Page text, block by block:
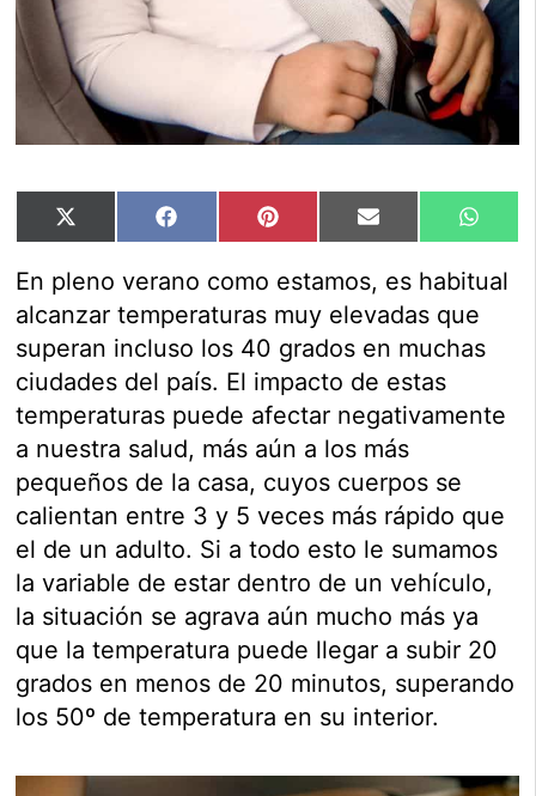
Compartir
en
X
(Twitter)
Compartir
en
Facebook Compartir
en
Pinterest Compartir
en
Email
en
En pleno verano como estamos, es habitual
alcanzar temperaturas muy elevadas que
superan incluso los 40 grados en muchas
ciudades del país. El impacto de estas
temperaturas puede afectar negativamente
a nuestra salud, más aún a los más
pequeños de la casa, cuyos cuerpos se
calientan entre 3 y 5 veces más rápido que
el de un adulto. Si a todo esto le sumamos
la variable de estar dentro de un vehículo,
la situación se agrava aún mucho más ya
que la temperatura puede llegar a subir 20
grados en menos de 20 minutos, superando
los 50º de temperatura en su interior.